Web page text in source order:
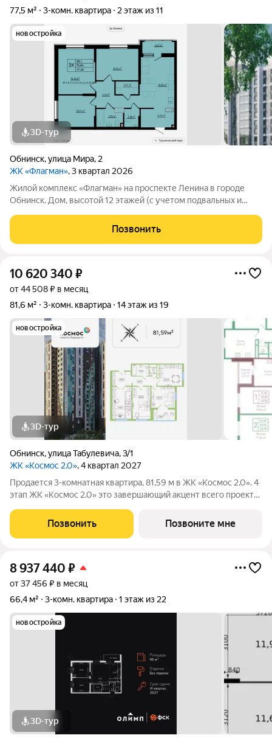
77,5 м²
3-комн. квартира 2 этаж из 11
новостройка
3D-тур
Обнинск,улица Мира, 2
ЖК «Флагман», 3 квартал 2026
Жилой комплекс «Флагман» на проспекте Ленина в городе
Обнинск. Дом, высотой 12 этажей (с учетом подвальных и
современный монолитный железобетонный каркас с
навесным вентилируемым фасадом из
Позвонить
10 620 340 ₽
от 44 508 ₽ в месяц
81,6 м²
3-комн. квартира 14 этаж из 19
новостройка
3D-тур
Обнинск,улица Табулевича,3/1
ЖК «Космос 2.0», 4 квартал 2027
Продается 3-комнатная квартира, 81,59 м в ЖК «Космос 2.0». 4
этап ЖК «Космос 2.0» это завершающий акцент всего проекта.
архитектурой и продуманной средой для жизни. Проект
создан для тех, кто любит
Позвонить Позвоните мне
8 937 440 ₽
от 37 456 ₽ в месяц
66,4 м²
3-комн. квартира 1 этаж из 22
новостройка
3D-тур